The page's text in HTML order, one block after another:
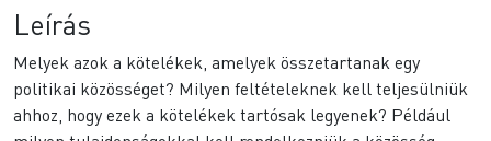
Leírás
Melyek azok a kötelékek, amelyek összetartanak egy
politikai közösséget? Milyen feltételeknek kell teljesülniük
ahhoz, hogy ezek a kötelékek tartósak legyenek? Például